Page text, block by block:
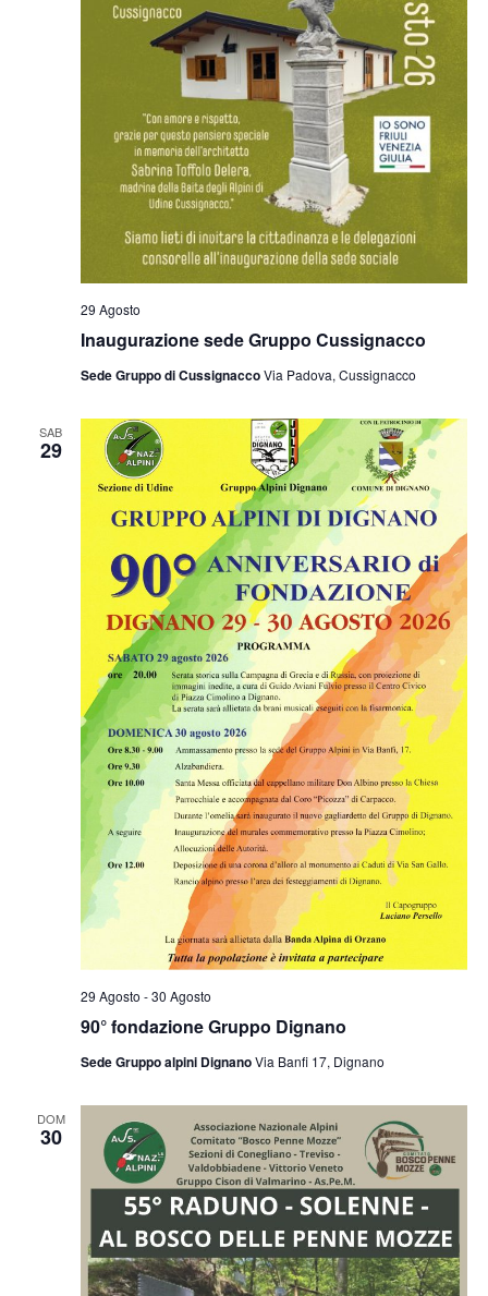
Inaugurazione sede Gruppo Cussignacco
29 Agosto
Sede Gruppo di CussignaccoVia Padova, Cussignacco
SAB
29
90° fondazione Gruppo Dignano
29 Agosto -30 Agosto
Sede Gruppo alpini DignanoVia Banfi 17, Dignano
DOM
30